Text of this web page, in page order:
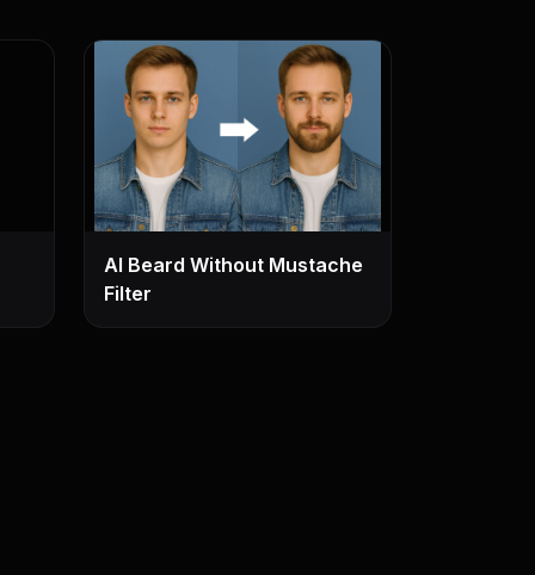
AI Beard Without Mustache
Filter